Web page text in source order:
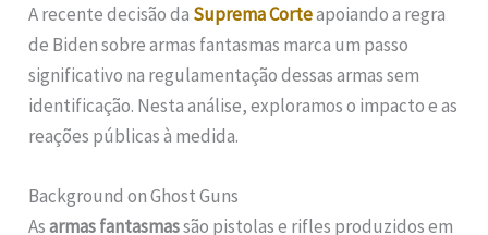
A recente decisão da Suprema Corteapoiando a regra
de Biden sobre armas fantasmas marca um passo
significativo na regulamentação dessas armas sem
identificação. Nesta análise, exploramos o impacto e as
reações públicas à medida.
Background on Ghost Guns
Asarmas fantasmassão pistolas e rifles produzidos em